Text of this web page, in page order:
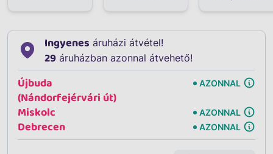
Ingyenes áruházi átvétel!
29 áruházban azonnal átvehető!
Újbuda
(Nándorfejérvári út)
AZONNAL
Miskolc AZONNAL
Debrecen AZONNAL